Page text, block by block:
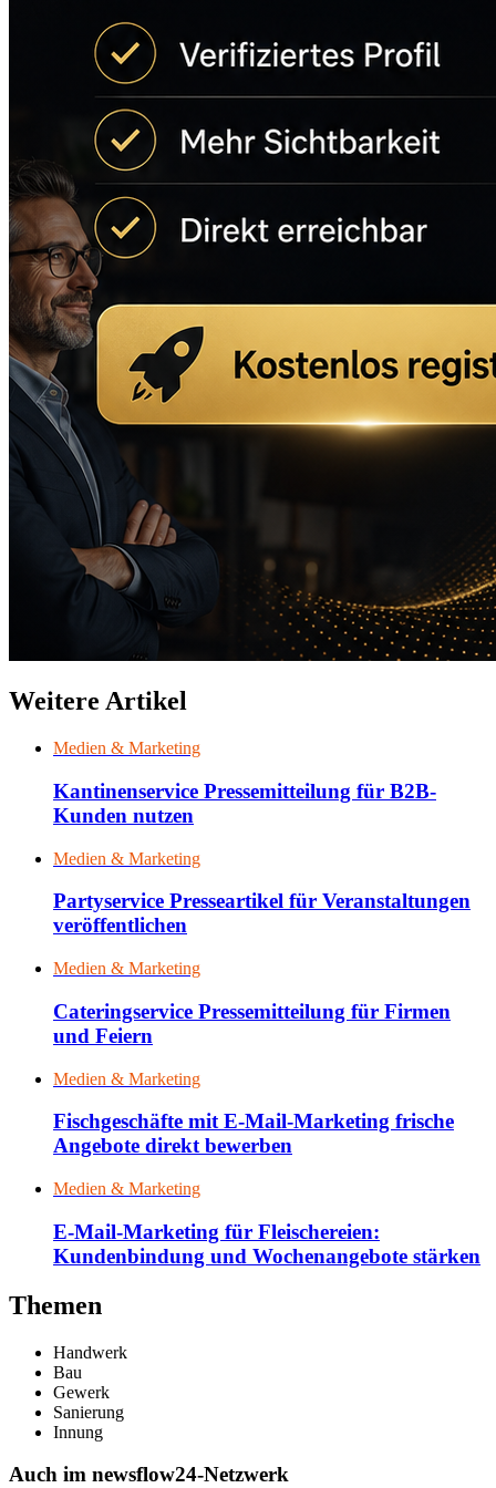
Weitere Artikel
Medien & Marketing
Kantinenservice Pressemitteilung für B2B-
Kunden nutzen
Medien & Marketing
Partyservice Presseartikel für Veranstaltungen
veröffentlichen
Medien & Marketing
Cateringservice Pressemitteilung für Firmen
und Feiern
Medien & Marketing
Fischgeschäfte mit E-Mail-Marketing frische
Angebote direkt bewerben
Medien & Marketing
E-Mail-Marketing für Fleischereien:
Kundenbindung und Wochenangebote stärken
Themen
Handwerk
Bau
Gewerk
Sanierung
Innung
Auch im newsflow24-Netzwerk